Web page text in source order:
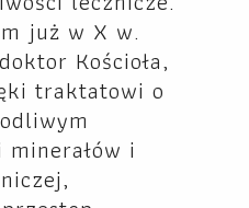
już w X w.
Kościoła,
traktatowi o
i